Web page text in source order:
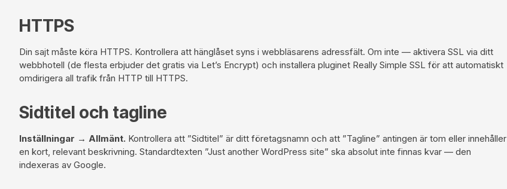
HTTPS
Din sajt måste köra HTTPS. Kontrollera att hänglåset syns i webbläsarens adressfält. Om inte — aktivera SSL via ditt
webbhotell (de flesta erbjuder det gratis via Let’s Encrypt) och installera pluginet Really Simple SSL för att automatiskt
omdirigera all trafik från HTTP till HTTPS.
Sidtitel och tagline
Inställningar → Allmänt. Kontrollera att ”Sidtitel” är ditt företagsnamn och att ”Tagline” antingen är tom eller innehåller
en kort, relevant beskrivning. Standardtexten ”Just another WordPress site” ska absolut inte finnas kvar — den
indexeras av Google.